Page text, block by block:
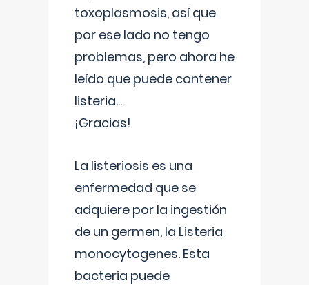
toxoplasmosis, así que
por ese lado no tengo
problemas, pero ahora he
leído que puede contener
listeria...
¡Gracias!
La listeriosis es una
enfermedad que se
adquiere por la ingestión
de un germen, la Listeria
monocytogenes. Esta
bacteria puede